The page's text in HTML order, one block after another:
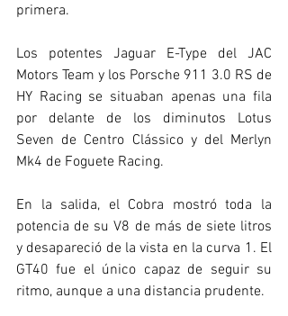
primera.
Los potentes Jaguar E-Type del JAC
Motors Team y los Porsche 911 3.0 RS de
HY Racing se situaban apenas una fila
por delante de los diminutos Lotus
Seven de Centro Clássico y del Merlyn
Mk4 de Foguete Racing.
En la salida, el Cobra mostró toda la
potencia de su V8 de más de siete litros
y desapareció de la vista en la curva 1. El
GT40 fue el único capaz de seguir su
ritmo, aunque a una distancia prudente.